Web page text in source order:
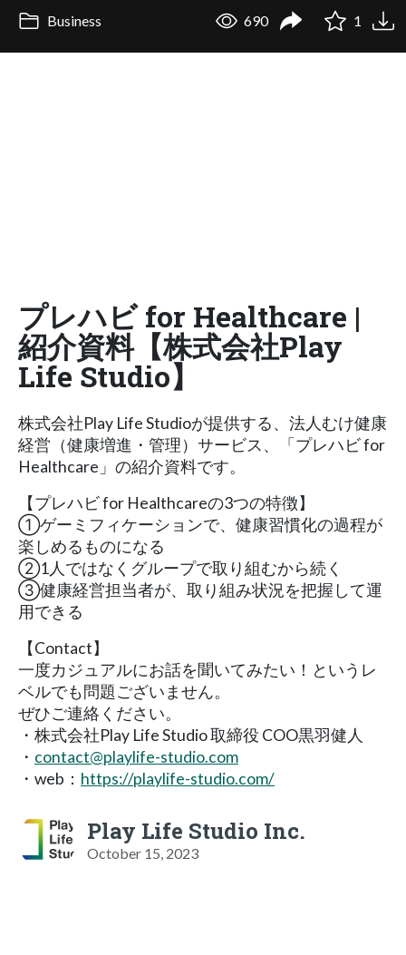
Business 690 1
プレハビ for Healthcare |
紹介資料【株式会社Play
Life Studio】
株式会社Play Life Studioが提供する、法人むけ健康
経営（健康増進・管理）サービス、「プレハビ for
Healthcare」の紹介資料です。
【プレハビ for Healthcareの3つの特徴】
①ゲーミフィケーションで、健康習慣化の過程が
楽しめるものになる
②1人ではなくグループで取り組むから続く
③健康経営担当者が、取り組み状況を把握して運
用できる
【Contact】
一度カジュアルにお話を聞いてみたい！というレ
ベルでも問題ございません。
ぜひご連絡ください。
・株式会社Play Life Studio 取締役 COO黒羽健人
・ contact@playlife-studio.com
・web： https://playlife-studio.com/
Play Life Studio Inc.
October 15, 2023